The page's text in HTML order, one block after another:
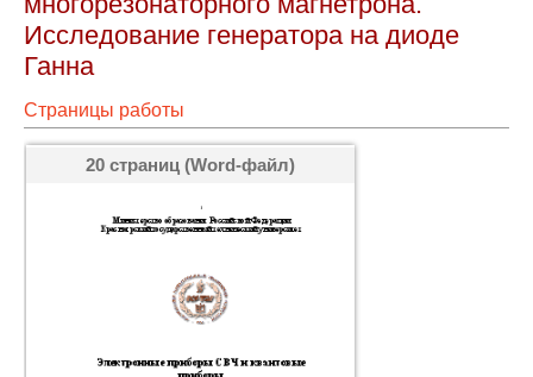
Исследование генератора на диоде
Ганна
Страницы работы
20 страниц (Word-файл)